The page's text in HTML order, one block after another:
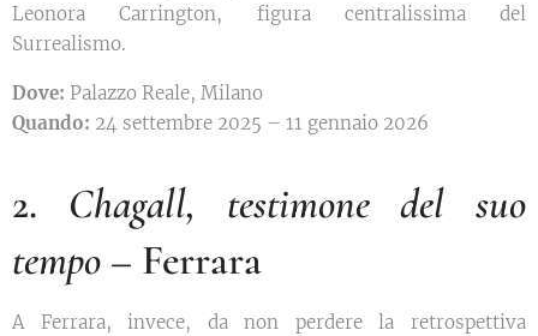
Leonora Carrington, figura centralissima del
Surrealismo.
Dove: Palazzo Reale, Milano
Quando: 24 settembre 2025 – 11 gennaio 2026
2. Chagall, testimone del suo
tempo – Ferrara
A Ferrara, invece, da non perdere la retrospettiva